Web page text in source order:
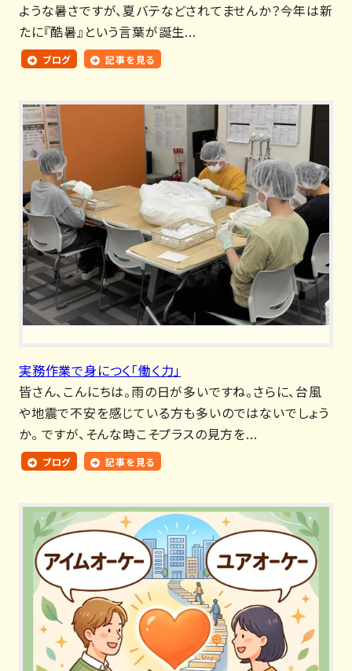
ような暑さですが、夏バテなどされてませんか？今年は新
たに『酷暑』という言葉が誕生...
ブログ 記事を見る
実務作業で身につく「働く力」
皆さん、こんにちは。雨の日が多いですね。さらに、台風
や地震で不安を感じている方も多いのではないでしょう
か。 ですが、そんな時こそプラスの見方を...
ブログ 記事を見る